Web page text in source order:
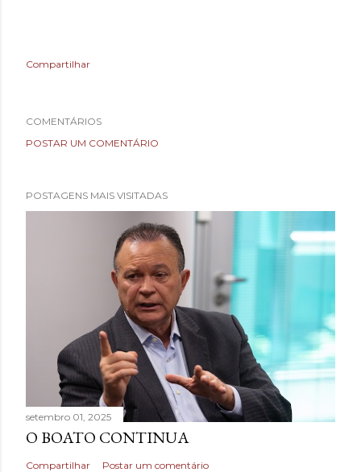
Compartilhar
COMENTÁRIOS
POSTAR UM COMENTÁRIO
POSTAGENS MAIS VISITADAS
setembro 01, 2025
O BOATO CONTINUA
Compartilhar Postar um comentário